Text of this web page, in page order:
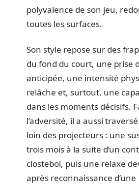
polyvalence de son jeu,
toutes les surfaces.
Son style repose sur des
du fond du court, une prise
anticipée, une intensité
relâche et, surtout, une
dans les moments décisifs.
l’adversité, il a aussi
loin des projecteurs : une
trois mois à la suite d’un
clostebol, puis une relaxe
après reconnaissance d’une